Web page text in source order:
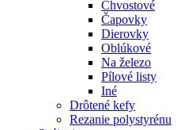
Chvostové
Čapovky
Dierovky
Oblúkové
Na železo
Pílové listy
Iné
Drôtené kefy
Rezanie polystyrénu